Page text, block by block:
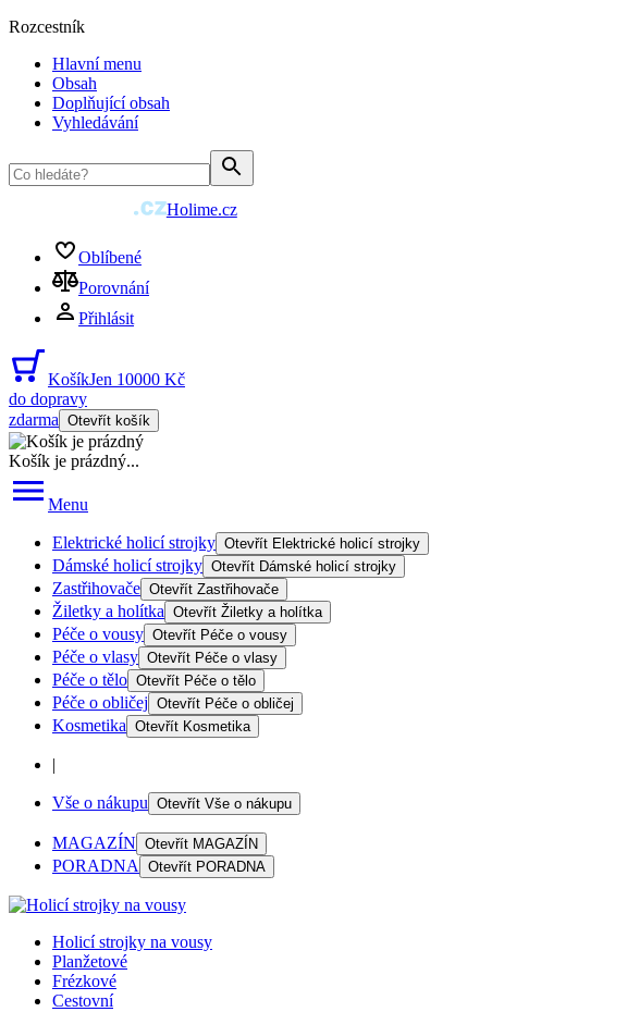
Rozcestník
Hlavní menu
Obsah
Doplňující obsah
Vyhledávání
Holime.cz
Oblíbené
Porovnání
Přihlásit
KošíkJen 10000 Kč
do dopravy
zdarma Otevřít košík
Košík je prázdný...
Menu
Elektrické holicí strojky Otevřít Elektrické holicí strojky
Dámské holicí strojky Otevřít Dámské holicí strojky
Zastřihovače Otevřít Zastřihovače
Žiletky a holítka Otevřít Žiletky a holítka
Péče o vousy Otevřít Péče o vousy
Péče o vlasy Otevřít Péče o vlasy
Péče o tělo Otevřít Péče o tělo
Péče o obličej Otevřít Péče o obličej
Kosmetika Otevřít Kosmetika
|
Vše o nákupu Otevřít Vše o nákupu
MAGAZÍN Otevřít MAGAZÍN
PORADNA Otevřít PORADNA
Holicí strojky na vousy
Planžetové
Frézkové
Cestovní